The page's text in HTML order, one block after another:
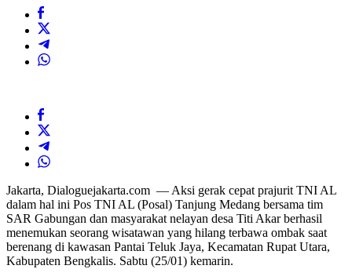
Jakarta, Dialoguejakarta.com — Aksi gerak cepat prajurit TNI AL
dalam hal ini Pos TNI AL (Posal) Tanjung Medang bersama tim
SAR Gabungan dan masyarakat nelayan desa Titi Akar berhasil
menemukan seorang wisatawan yang hilang terbawa ombak saat
berenang di kawasan Pantai Teluk Jaya, Kecamatan Rupat Utara,
Kabupaten Bengkalis. Sabtu (25/01) kemarin.